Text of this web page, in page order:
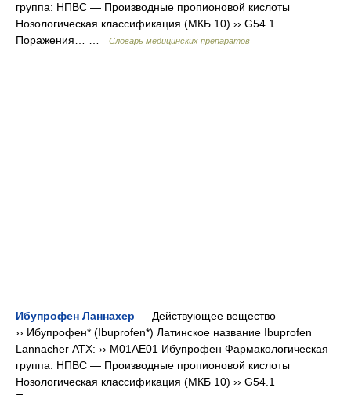
группа: НПВС — Производные пропионовой кислоты
Нозологическая классификация (МКБ 10) ›› G54.1
Поражения… …
Словарь медицинских препаратов
Ибупрофен Ланнахер — Действующее вещество
›› Ибупрофен* (Ibuprofen*) Латинское название Ibuprofen
Lannacher АТХ: ›› M01AE01 Ибупрофен Фармакологическая
группа: НПВС — Производные пропионовой кислоты
Нозологическая классификация (МКБ 10) ›› G54.1